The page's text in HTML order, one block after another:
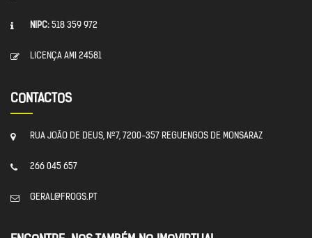
NIPC: 518 359 972
LICENÇA AMI 24581
CONTACTOS
RUA JOÃO DE DEUS, Nº7, 7200-357 REGUENGOS DE MONSARAZ
266 045 657
GERAL@FROGS.PT